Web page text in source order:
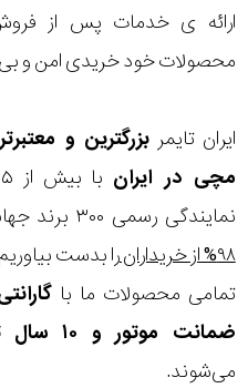
ارائه ی خدمات پس از
محصولات خود خریدی امن و بی
ایران تایمر بزرگترین و
مچی در ایران
نمایندگی رسمی ۳۰۰ برند جهانی است و توانسته ایم
۹۸% از خریداران
را بدست
تمامی محصولات ما با
ضمانت موتور و ۱۰ سال تعویض رایگان باتری
می‌شوند.